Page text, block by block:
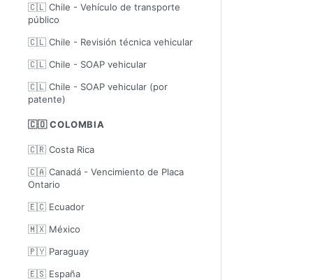
🇨🇱 Chile - Vehículo de transporte
público
🇨🇱 Chile - Revisión técnica vehicular
🇨🇱 Chile - SOAP vehicular
🇨🇱 Chile - SOAP vehicular (por
patente)
🇨🇴 COLOMBIA
🇨🇷 Costa Rica
🇨🇦 Canadá - Vencimiento de Placa
Ontario
🇪🇨 Ecuador
🇲🇽 México
🇵🇾 Paraguay
🇪🇸 España